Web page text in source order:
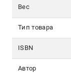
Вес
Тип товара
ISBN
Автор